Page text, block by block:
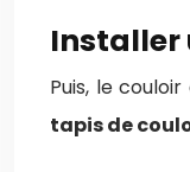
Installer
Puis, le
tapis de